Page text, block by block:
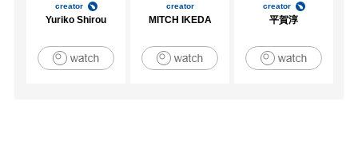
creator
Yuriko Shirou
creator
MITCH IKEDA
creator
平賀淳